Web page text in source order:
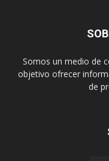
Somos un medio de
objetivo ofrecer
de